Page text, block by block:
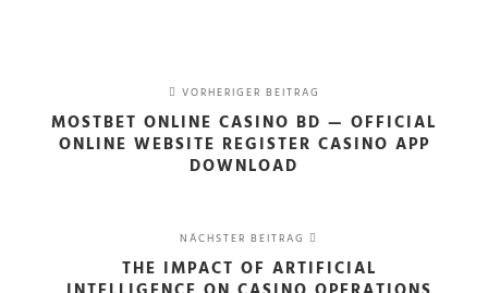
VORHERIGER BEITRAG
MOSTBET ONLINE CASINO BD — OFFICIAL
ONLINE WEBSITE REGISTER CASINO APP
DOWNLOAD
NÄCHSTER BEITRAG
THE IMPACT OF ARTIFICIAL